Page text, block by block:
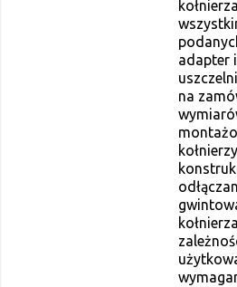
adapter
na